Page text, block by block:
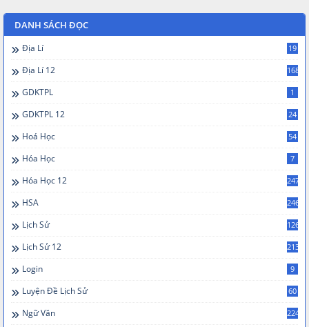
DANH SÁCH ĐỌC
Địa Lí 19
Địa Lí 12 168
GDKTPL 1
GDKTPL 12 24
Hoá Học 54
Hóa Học 7
Hóa Học 12 247
HSA 246
Lịch Sử 126
Lịch Sử 12 213
Login 9
Luyện Đề Lịch Sử 60
Ngữ Văn 224